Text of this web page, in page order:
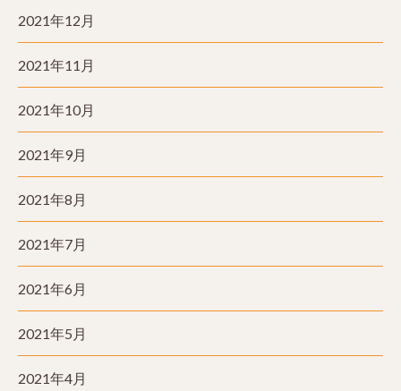
2021年12月
2021年11月
2021年10月
2021年9月
2021年8月
2021年7月
2021年6月
2021年5月
2021年4月